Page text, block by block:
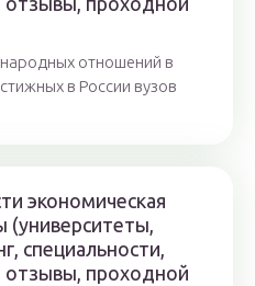
отношений в
в России вузов
экономическая
(университеты,
специальности,
отзывы, проходной